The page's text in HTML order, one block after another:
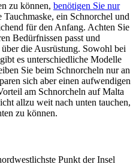
zu können, benötigen Sie nur
Tauchmaske, ein Schnorchel und
für den Anfang. Achten Sie
Bedürfnissen passt und
die Ausrüstung. Sowohl bei
es unterschiedliche Modelle
Sie beim Schnorcheln nur an
sich aber einen aufwendigen
am Schnorcheln auf Malta
allzu weit nach unten tauchen,
zu können.
Punkt der Insel